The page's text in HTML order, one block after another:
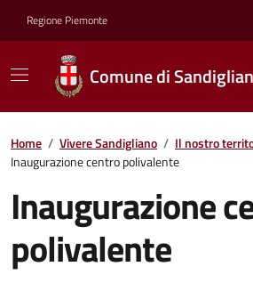
Regione Piemonte
Comune di
Home / Vivere Sandigliano / Il nostro
Inaugurazione centro polivalente
Inaugurazione
polivalente